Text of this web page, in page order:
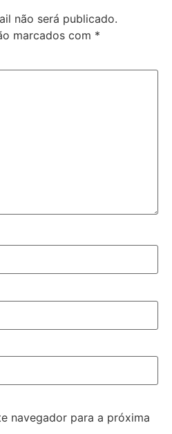
não será publicado.
marcados com *
navegador para a próxima